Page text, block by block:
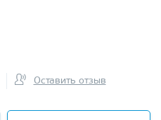
Оставить отзыв